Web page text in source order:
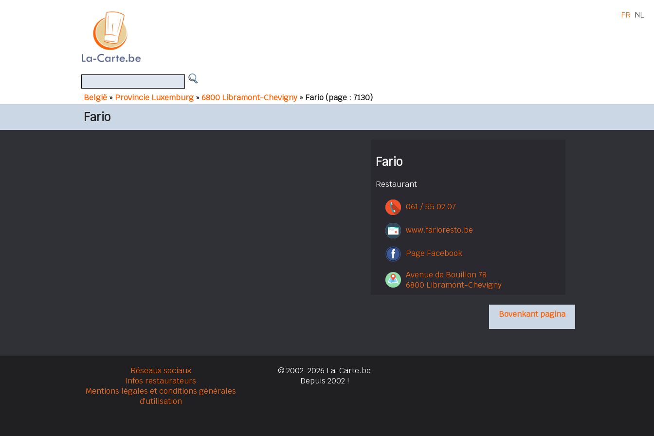
België » Provincie Luxemburg »6800 Libramont-Chevigny » Fario(page : 7130)
FR NL
Fario
Fario
Restaurant
061 / 55 02 07
www.farioresto.be
Page Facebook
Avenue de Bouillon 78
6800 Libramont-Chevigny
Bovenkant pagina
Réseaux sociaux
Infos restaurateurs
Mentions légales et conditions générales
d'utilisation
© 2002-2026 La-Carte.be
Depuis 2002 !